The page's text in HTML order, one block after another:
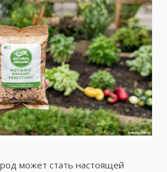
может стать настоящей